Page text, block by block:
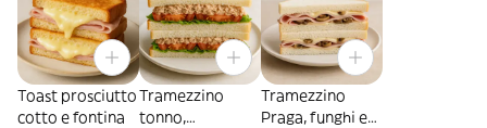
Toast prosciutto
cotto e fontina
Tramezzino
tonno,
Tramezzino
Praga, funghi e